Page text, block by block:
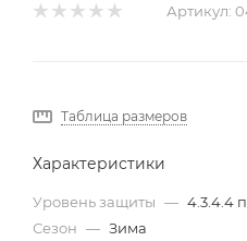
Артикул:
Таблица размеров
Характеристики
Уровень защиты — 4.3.4.4
Сезон — Зима